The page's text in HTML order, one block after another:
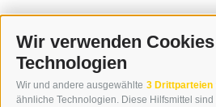
Wir verwenden
Technologien
Wir und andere ausgewählte 3 Drittparteien
ähnliche Technologien. Diese Hilfsmittel
KONTAKT
WIPP-MEDIA GMBH